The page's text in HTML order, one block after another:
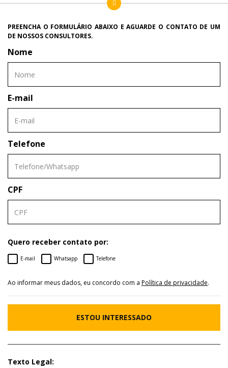
PREENCHA O FORMULÁRIO ABAIXO E AGUARDE O CONTATO DE UM
DE NOSSOS CONSULTORES.
Nome
E-mail
Telefone
CPF
Quero receber contato por:
E-mail Whatsapp Telefone
Ao informar meus dados, eu concordo com a Política de privacidade.
ESTOU INTERESSADO
Texto Legal: